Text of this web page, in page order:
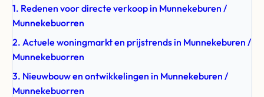
1. Redenen voor directe verkoop in Munnekeburen /
Munnekebuorren
2. Actuele woningmarkt en prijstrends in Munnekeburen /
Munnekebuorren
3. Nieuwbouw en ontwikkelingen in Munnekeburen /
Munnekebuorren